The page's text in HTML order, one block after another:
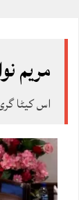
مریم
اس کیٹا